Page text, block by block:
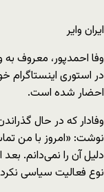
ایران وایر
در استوری اینستاگرام
احضار شده است.
وفادار که در حال
نوشت: «امروز با من
دلیل آن را نمی‌دانم.
نوع فعالیت سیاسی